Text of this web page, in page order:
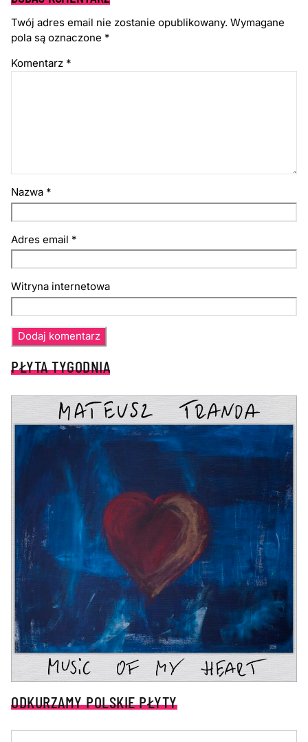
Twój adres email nie zostanie opublikowany. Wymagane
pola są oznaczone *
Komentarz *
Nazwa *
Adres email *
Witryna internetowa
PŁYTA TYGODNIA
ODKURZAMY POLSKIE PŁYTY